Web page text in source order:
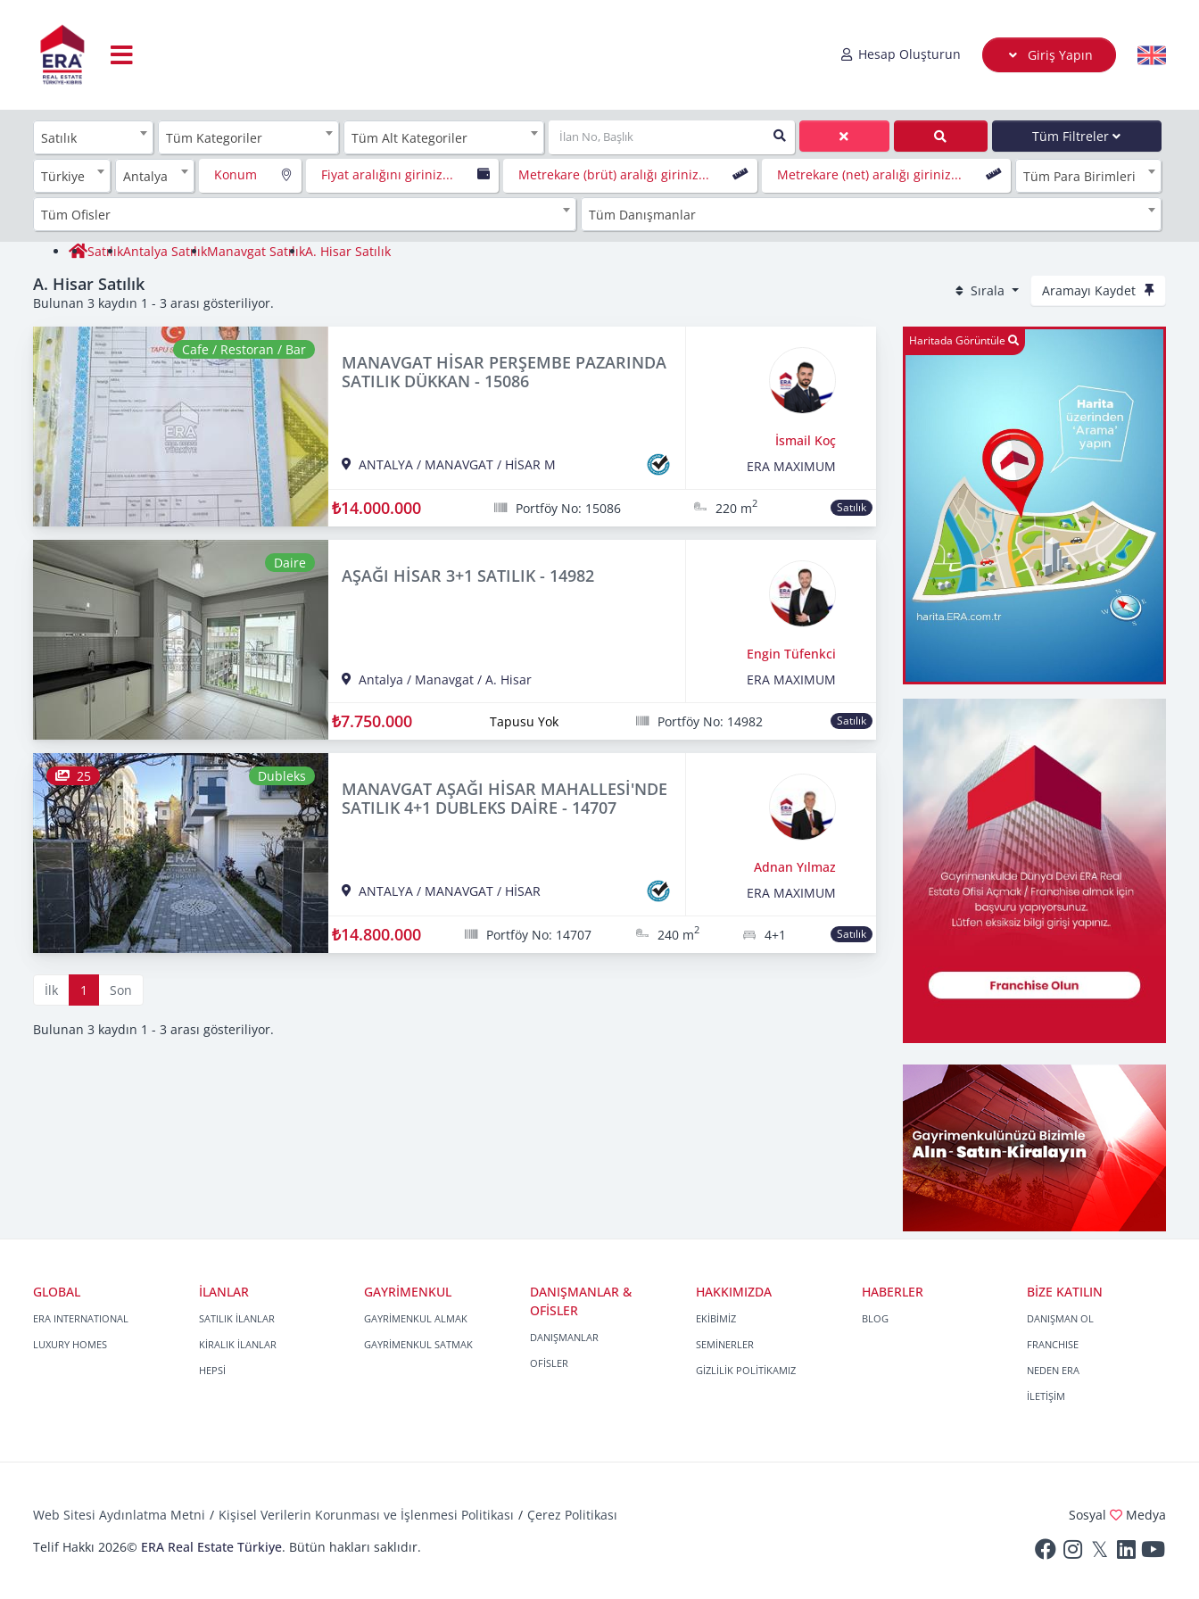
Hesap Oluşturun Giriş Yapın
Satılık Tüm Kategoriler Tüm Alt Kategoriler Tüm Filtreler
Türkiye Antalya Konum Fiyat aralığını giriniz... Metrekare (brüt) aralığı giriniz... Metrekare (net) aralığı giriniz... Tüm Para Birimleri
Tüm Ofisler Tüm Danışmanlar
SatılıkAntalya SatılıkManavgat SatılıkA. Hisar Satılık
A. Hisar Satılık
Bulunan 3 kaydın 1 - 3 arası gösteriliyor.
Sırala Aramayı Kaydet
Cafe / Restoran / Bar
MANAVGAT HİSAR PERŞEMBE PAZARINDA
SATILIK DÜKKAN - 15086
ANTALYA/ MANAVGAT/ HİSAR M
İsmail Koç
ERA MAXIMUM
₺14.000.000 Portföy No: 15086 220 m2 Satılık
Daire
AŞAĞI HİSAR 3+1 SATILIK - 14982
Antalya / Manavgat/ A. Hisar
Engin Tüfenkci
ERA MAXIMUM
₺7.750.000 Tapusu Yok Portföy No: 14982 Satılık
25 Dubleks
MANAVGAT AŞAĞI HİSAR MAHALLESİ'NDE
SATILIK 4+1 DUBLEKS DAİRE - 14707
ANTALYA/ MANAVGAT/ HİSAR
Adnan Yılmaz
ERA MAXIMUM
₺14.800.000 Portföy No: 14707 240 m2 4+1 Satılık
İlk 1 Son
Bulunan 3 kaydın 1 - 3 arası gösteriliyor.
Haritada Görüntüle
GLOBAL
ERA INTERNATIONAL
LUXURY HOMES
İLANLAR
SATILIK İLANLAR
KİRALIK İLANLAR
HEPSİ
GAYRİMENKUL
GAYRİMENKUL ALMAK
GAYRİMENKUL SATMAK
DANIŞMANLAR &
OFİSLER
DANIŞMANLAR
OFİSLER
HAKKIMIZDA
EKİBİMİZ
SEMİNERLER
GİZLİLİK POLİTİKAMIZ
HABERLER
BLOG
BİZE KATILIN
DANIŞMAN OL
FRANCHISE
NEDEN ERA
İLETİŞİM
Web Sitesi Aydınlatma Metni Kişisel Verilerin Korunması ve İşlenmesi Politikası
Çerez Politikası
Telif Hakkı 2026© ERA Real Estate Türkiye. Bütün hakları saklıdır.
Sosyal Medya